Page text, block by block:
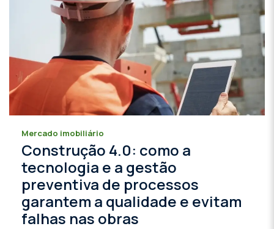
Mercado imobiliário
Construção 4.0: como a
tecnologia e a gestão
preventiva de processos
garantem a qualidade e evitam
falhas nas obras